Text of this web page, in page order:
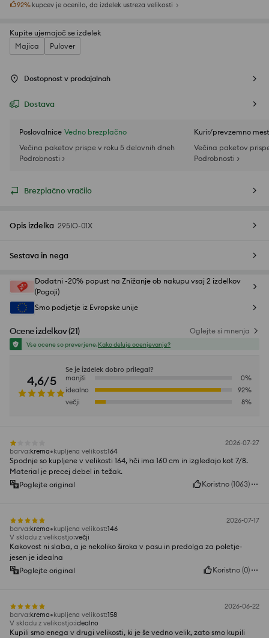
92% kupcev je ocenilo, da izdelek ustreza velikosti
Kupite ujemajoč se izdelek
Majica
Pulover
Dostopnost v prodajalnah
Dostava
Poslovalnice Vedno brezplačno
Večina paketov prispe v roku 5 delovnih dneh
Podrobnosti >
Kurir/prevzemno
Večina paketov
Podrobnosti >
Brezplačno vračilo
Opis izdelka 295IO-01X
Sestava in nega
Dodatni -20% popust na Znižanje ob nakupu vsaj 2 izdelkov
(Pogoji)
Smo podjetje iz Evropske unije
Ocene izdelkov(21) Oglejte si mnenja
Vse ocene so preverjene.Kako deluje ocenjevanje?
4,6/5
Se je izdelek dobro prilegal?
manjši
0%
idealno
92%
večji
8%
2026-07-27
barva:krema kupljena velikost:164
Spodnje so kupljene v velikosti 164, hči ima 160 cm in izgledajo kot 7/8.
Material je precej debel in težak.
Poglejte original
Koristno (1063)
2026-07-17
barva:krema kupljena velikost:146
V skladu z velikostjo:večji
Kakovost ni slaba, a je nekoliko široka v pasu in predolga za poletje-
jesen je idealna
Poglejte original
Koristno (0)
2026-06-22
barva:krema kupljena velikost:158
V skladu z velikostjo:idealno
Kupili smo enega v drugi velikosti, ki je še vedno velik, zato smo kupili